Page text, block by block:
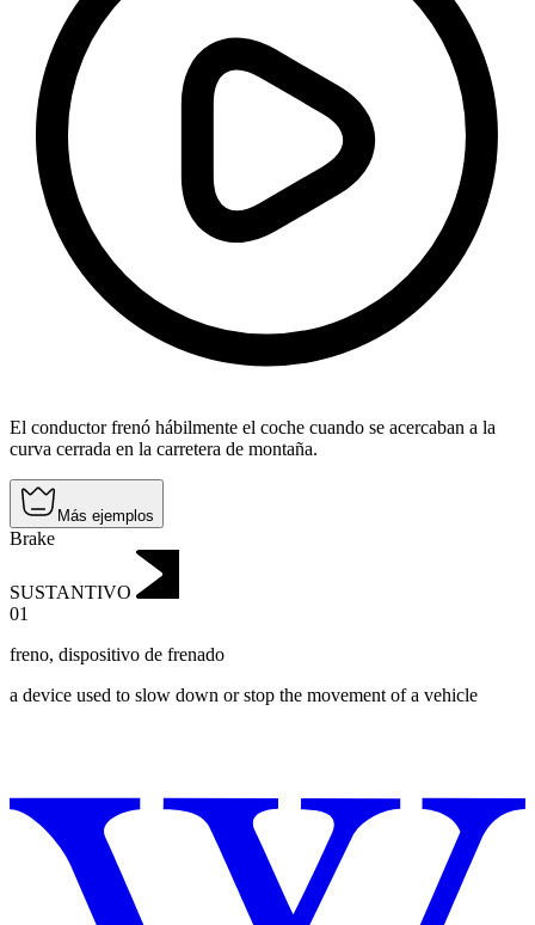
El conductor frenó hábilmente el coche cuando se acercaban a la
curva cerrada en la carretera de montaña.
Más ejemplos
Brake
SUSTANTIVO
01
freno, dispositivo de frenado
a device used to slow down or stop the movement of a vehicle